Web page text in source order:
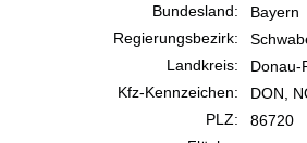
Bundesland:
Bayern
Regierungsbezirk:
Landkreis:
Donau-
Kfz-Kennzeichen:
DON,
PLZ:
86720